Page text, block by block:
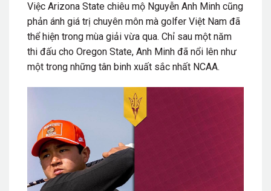
Việc Arizona State chiêu mộ Nguyễn Anh Minh cũng
phản ánh giá trị chuyên môn mà golfer Việt Nam đã
thể hiện trong mùa giải vừa qua. Chỉ sau một năm
thi đấu cho Oregon State, Anh Minh đã nổi lên như
một trong những tân binh xuất sắc nhất NCAA.